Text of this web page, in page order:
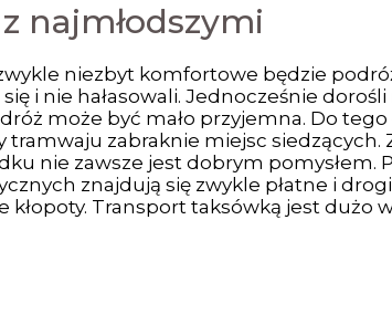
najmłodszymi
niezbyt komfortowe będzie
i nie hałasowali. Jednocześnie
może być mało przyjemna. Do tego
zabraknie miejsc siedzących.
nie zawsze jest dobrym
znajdują się zwykle płatne i
Transport taksówką jest dużo